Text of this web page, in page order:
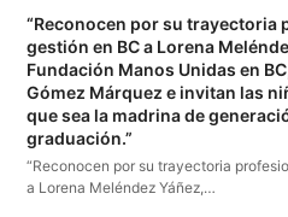
“Reconocen por su trayectoria
gestión en BC a Lorena
Fundación Manos Unidas en
Gómez Márquez e invitan las
que sea la madrina de
graduación.”
“Reconocen por su trayectoria
a Lorena Meléndez Yáñez,…